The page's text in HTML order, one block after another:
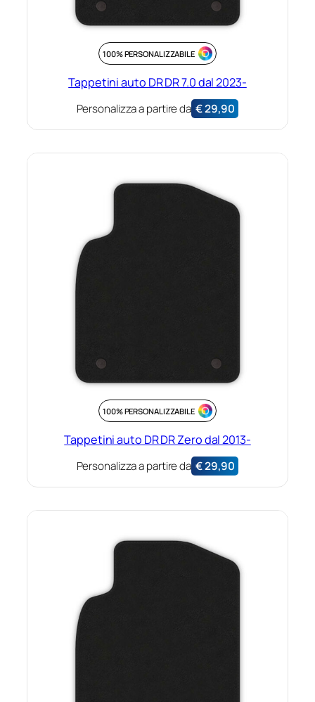
100% PERSONALIZZABILE
Tappetini auto DR DR 7.0 dal 2023-
Personalizza a partire da €29,90
100% PERSONALIZZABILE
Tappetini auto DR DR Zero dal 2013-
Personalizza a partire da €29,90